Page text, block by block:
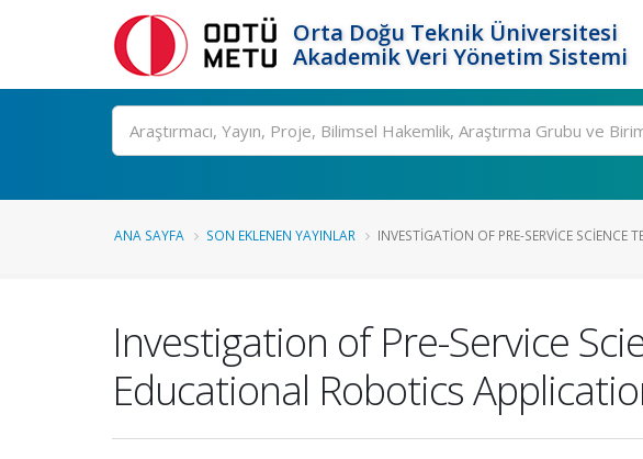
Orta Doğu Teknik Üniversitesi
Akademik Veri Yönetim Sistemi
Ara
ANA SAYFA SON EKLENEN YAYINLAR INVESTIGATION OF PRE-SERVICE SCIENCE
Investigation of Pre-Service
Educational Robotics